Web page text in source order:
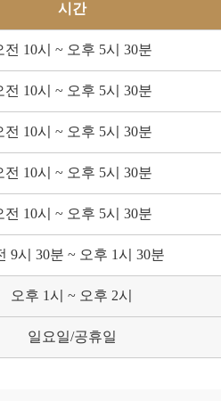
시간
전 10시 ~ 오후 5시 30분
전 10시 ~ 오후 5시 30분
전 10시 ~ 오후 5시 30분
전 10시 ~ 오후 5시 30분
전 10시 ~ 오후 5시 30분
9시 30분 ~ 오후 1시 30분
오후 1시 ~ 오후 2시
일요일/공휴일